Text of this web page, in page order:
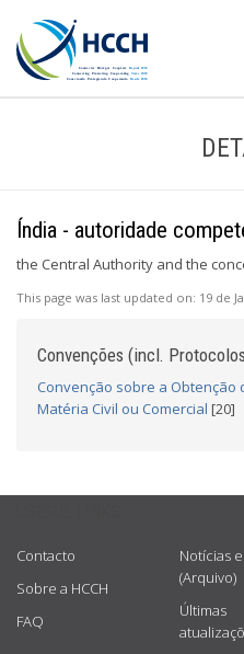
Índia - autoridade
the Central Authority and the
This page was last updated on: 19 de
Convenções (incl.
Convenção sobre a Obtenção
Matéria Civil ou Comercial [20]
Contacto
Sobre a HCCH
FAQ
Notícias
(Arquivo)
Últimas